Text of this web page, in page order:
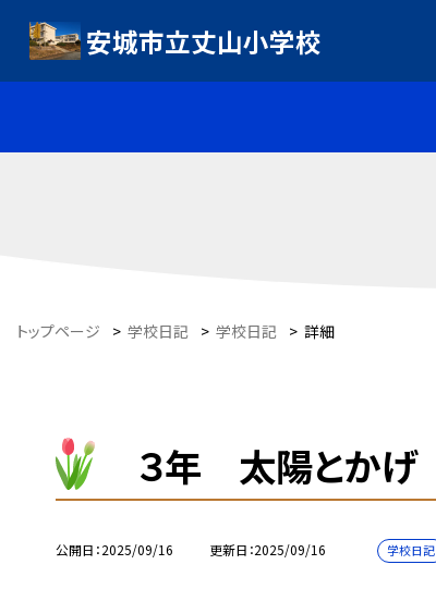
安城市立丈山小学校
トップページ > 学校日記 > 学校日記 > 詳細
３年 太陽とかげ
公開日 2025/09/16 更新日 2025/09/16 学校日記